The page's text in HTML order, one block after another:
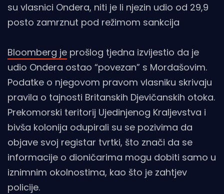
su vlasnici Ondera, niti je li njezin udio od 29,9
posto zamrznut pod režimom sankcija
Bloomberg je prošlog tjedna izvijestio da je
udio Ondera ostao “povezan” s Mordašovim.
Podatke o njegovom pravom vlasniku skrivaju
pravila o tajnosti Britanskih Djevičanskih otoka.
Prekomorski teritorij Ujedinjenog Kraljevstva i
bivša kolonija odupirali su se pozivima da
objave svoj registar tvrtki, što znači da se
informacije o dioničarima mogu dobiti samo u
iznimnim okolnostima, kao što je zahtjev
policije.